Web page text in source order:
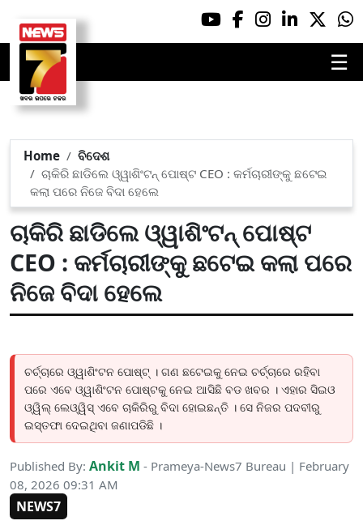
☰
Home
ବିଦେଶ
ଚାକିରି ଛାଡିଲେ ଓ୍ୱାଶିଂଟନ୍ ପୋଷ୍ଟ CEO : କର୍ମଚାରୀଙ୍କୁ ଛଟେଇ
କଲା ପରେ ନିଜେ ବିଦା ହେଲେ
ଚାକିରି ଛାଡିଲେ ଓ୍ୱାଶିଂଟନ୍ ପୋଷ୍ଟ
CEO : କର୍ମଚାରୀଙ୍କୁ ଛଟେଇ କଲା ପରେ
ନିଜେ ବିଦା ହେଲେ
ଚର୍ଚ୍ଚାରେ ଓ୍ୱାଶିଂଟନ ପୋଷ୍ଟ୍ । ଗଣ ଛଟେଇକୁ ନେଇ ଚର୍ଚ୍ଚାରେ ରହିବା
ପରେ ଏବେ ଓ୍ୱାଶିଂଟନ ପୋଷ୍ଟକୁ ନେଇ ଆସିଛି ବଡ ଖବର । ଏହାର ସିଇଓ
ଓ୍ୱିଲ୍ ଲେଓ୍ୱିସ୍ ଏବେ ଚାକିରିରୁ ବିଦା ହୋଇଛନ୍ତି । ସେ ନିଜର ପଦବୀରୁ
ଇସ୍ତଫା ଦେଇଥିବା ଜଣାପଡିଛି ।
Published By: Ankit M - Prameya-News7 Bureau | February
08, 2026 09:31 AM
NEWS7